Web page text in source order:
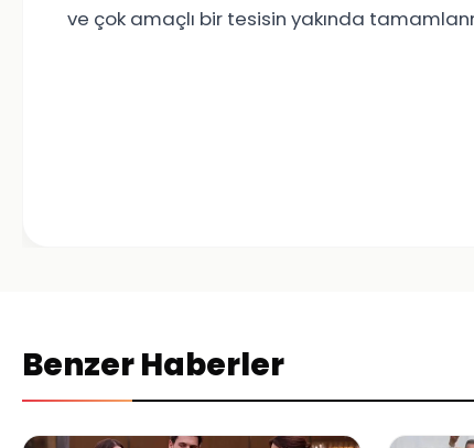
ve çok amaçlı bir tesisin yakında
Benzer Haberler